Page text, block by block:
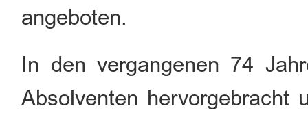
angeboten.
In den vergangenen 74
Absolventen